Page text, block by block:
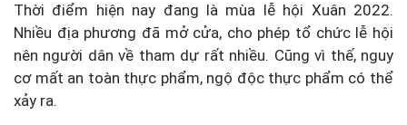
Thời điểm hiện nay đang là mùa lễ hội Xuân 2022.
Nhiều địa phương đã mở cửa, cho phép tổ chức lễ hội
nên người dân về tham dự rất nhiều. Cũng vì thế, nguy
cơ mất an toàn thực phẩm, ngộ độc thực phẩm có thể
xảy ra.